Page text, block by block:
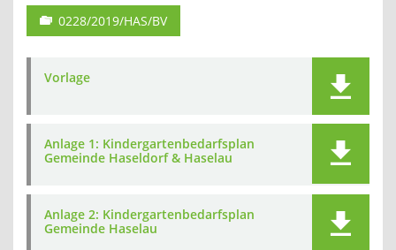
0228/2019/HAS/BV
Vorlage
Anlage 1: Kindergartenbedarfsplan
Gemeinde Haseldorf & Haselau
Anlage 2: Kindergartenbedarfsplan
Gemeinde Haselau